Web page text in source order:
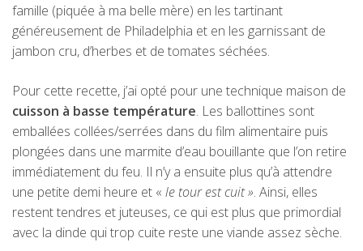
famille (piquée à ma belle mère) en les tartinant
généreusement de Philadelphia et en les garnissant de
jambon cru, d’herbes et de tomates séchées.
Pour cette recette, j’ai opté pour une technique maison de
cuisson à basse température. Les ballottines sont
emballées collées/serrées dans du film alimentaire puis
plongées dans une marmite d’eau bouillante que l’on retire
immédiatement du feu. Il n’y a ensuite plus qu’à attendre
une petite demi heure et « le tour est cuit ». Ainsi, elles
restent tendres et juteuses, ce qui est plus que primordial
avec la dinde qui trop cuite reste une viande assez sèche.